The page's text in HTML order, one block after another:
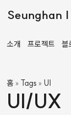
Seunghan
소개 프로젝트 블
홈 » Tags » UI
UI/UX